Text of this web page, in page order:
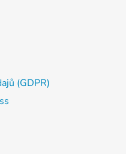
(GDPR)